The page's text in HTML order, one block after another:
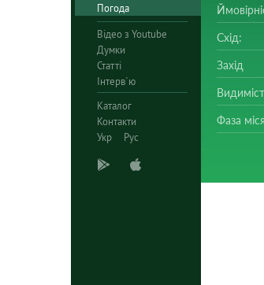
Погода
Відео з Youtube
Думки
Статті
Інтерв`ю
Каталог
Контакти
Укр
Рус
Схід:
Захід
Фаза